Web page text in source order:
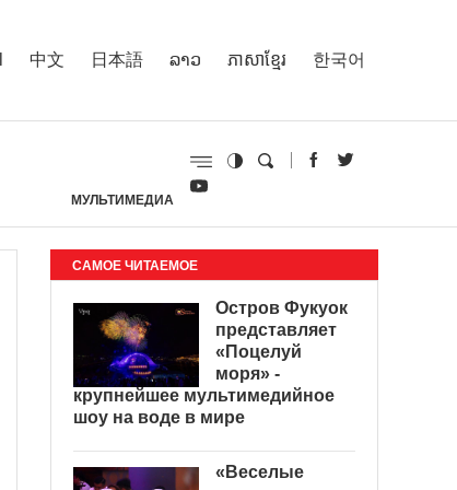
中文 日本語 ລາວ ភាសាខ្មែរ 한국어
МУЛЬТИМЕДИА
САМОЕ ЧИТАЕМОЕ
Остров Фукуок
представляет
«Поцелуй
моря» -
крупнейшее мультимедийное
шоу на воде в мире
«Веселые